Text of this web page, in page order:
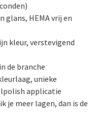
HEMA vrij en
kleur, verstevigend
de branche
unieke
applicatie
je meer lagen, dan is de